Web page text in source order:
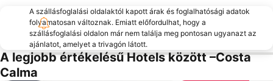
A szállásfoglalási oldalaktól kapott árak és foglalhatósági adatok
folyamatosan változnak. Emiatt előfordulhat, hogy a
szállásfoglalási oldalon már nem találja meg pontosan ugyanazt az
ajánlatot, amelyet a trivagón látott.
A legjobb értékelésű Hotels között –Costa
Calma